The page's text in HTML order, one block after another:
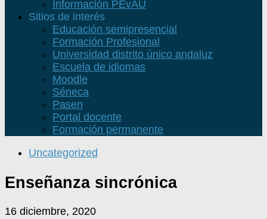
Información PEvAU
Sitios de interés
Educación semipresencial
Formación Profesional
Universidad distrito único andaluz
Escuela de idiomas
Moodle
Séneca
Pasen
Portal docente
Formación permanente
Uncategorized
Enseñanza sincrónica
16 diciembre, 2020